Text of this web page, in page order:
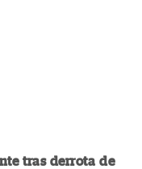
tras derrota de